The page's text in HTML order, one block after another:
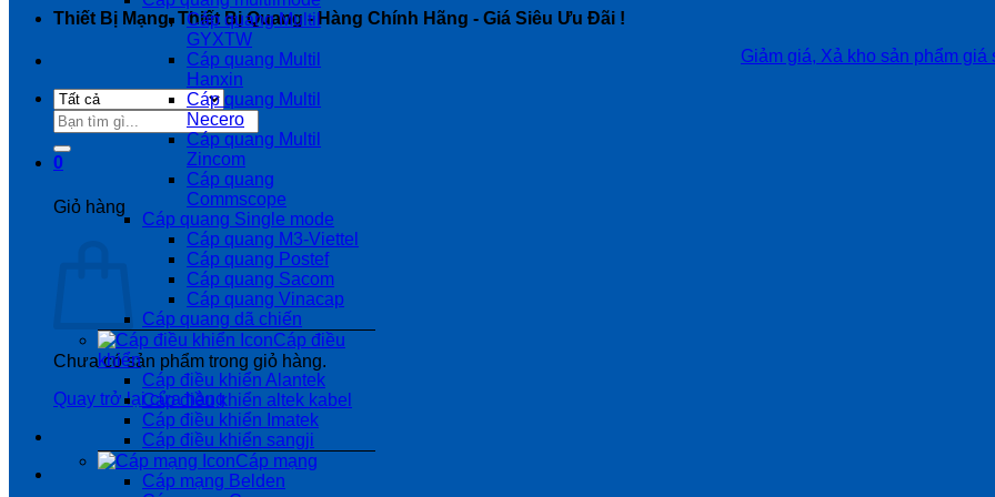
Thiết Bị Mạng, Thiết Bị Quang - Hàng Chính Hãng - Giá Siêu Ưu Đãi !
Giảm giá, Xả kho sản phẩm giá siêu
Tìm
kiếm:
0
Giỏ hàng
Chưa có sản phẩm trong giỏ hàng.
Quay trở lại cửa hàng
Cáp quang Multil
GYXTW
Cáp quang Multil
Hanxin
Cáp quang Multil
Necero
Cáp quang Multil
Zincom
Cáp quang
Commscope
Cáp quang Single mode
Cáp quang M3-Viettel
Cáp quang Postef
Cáp quang Sacom
Cáp quang Vinacap
Cáp quang dã chiến
Cáp điều
khiển
Cáp điều khiển Alantek
Cáp điều khiển altek kabel
Cáp điều khiển Imatek
Cáp điều khiển sangji
Cáp mạng
Cáp mạng Belden